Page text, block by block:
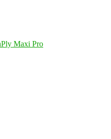
Maxi Pro